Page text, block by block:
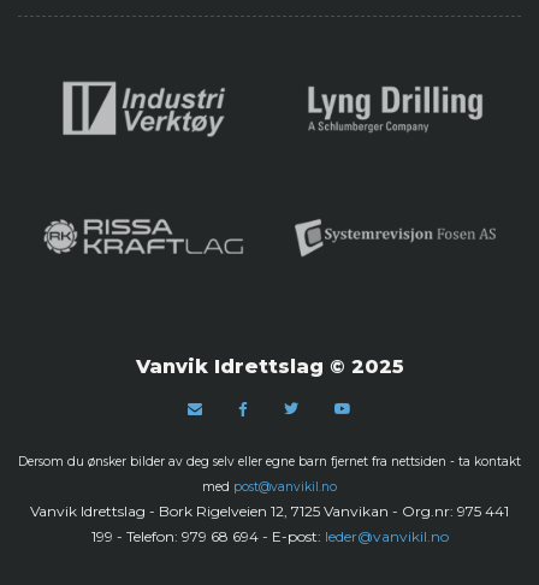
Vanvik Idrettslag © 2025
Dersom du ønsker bilder av deg selv eller egne barn fjernet fra nettsiden - ta kontakt
med post@vanvikil.no
Vanvik Idrettslag - Bork Rigelveien 12, 7125 Vanvikan - Org.nr: 975 441
199 - Telefon: 979 68 694 - E-post: leder@vanvikil.no